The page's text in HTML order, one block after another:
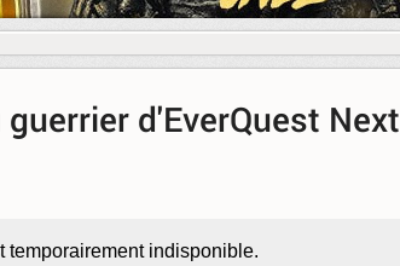
d'EverQuest Next